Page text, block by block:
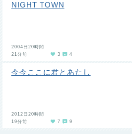
NIGHT TOWN
2004日20時間
21分前
3 4
今今ここに君とあたし
2012日20時間
19分前
7 9